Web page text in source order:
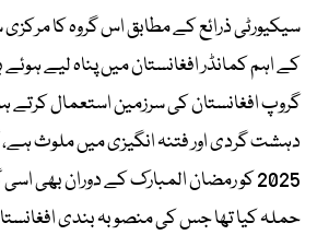
سیکیورٹی ذرائع کے مطابق اس گروہ کا
کے اہم کمانڈر افغانستان میں پناہ لیے
گروپ افغانستان کی سرزمین استعمال کرتے
2025 کو رمضان المبارک کے دوران بھی
حملہ کیا تھا جس کی منصوبہ بندی